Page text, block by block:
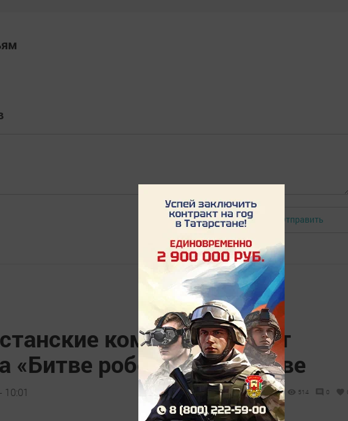
Авторизоваться Отправить
команды примут
«Битве роботов» в Москве
10:01 514 0